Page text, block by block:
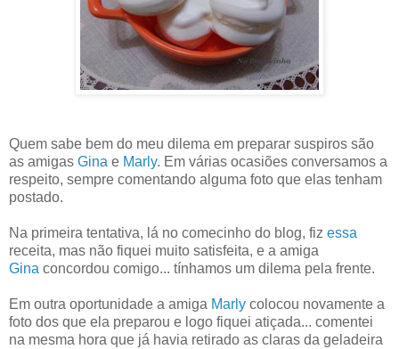
Quem sabe bem do meu dilema em preparar suspiros são
as amigas Gina e Marly. Em várias ocasiões conversamos a
respeito, sempre comentando alguma foto que elas tenham
postado.
Na primeira tentativa, lá no comecinho do blog, fiz essa
receita, mas não fiquei muito satisfeita, e a amiga
Gina concordou comigo... tínhamos um dilema pela frente.
Em outra oportunidade a amiga Marly colocou novamente a
foto dos que ela preparou e logo fiquei atiçada... comentei
na mesma hora que já havia retirado as claras da geladeira